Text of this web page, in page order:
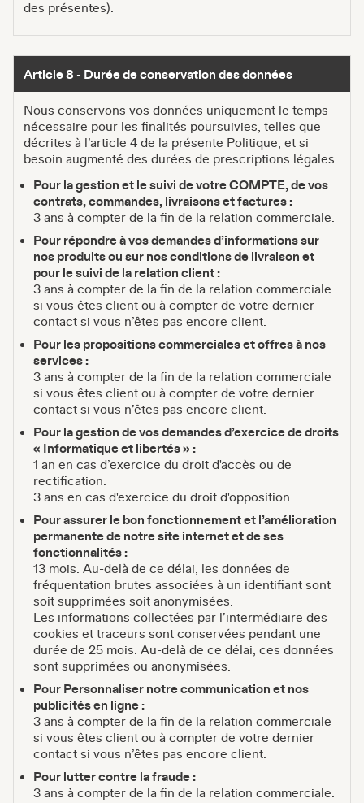
des présentes).
Article 8 - Durée de conservation des données
Nous conservons vos données uniquement le temps
nécessaire pour les finalités poursuivies, telles que
décrites à l’article 4 de la présente Politique, et si
besoin augmenté des durées de prescriptions légales.
Pour la gestion et le suivi de votre COMPTE, de vos
contrats, commandes, livraisons et factures :
3 ans à compter de la fin de la relation commerciale.
Pour répondre à vos demandes d’informations sur
nos produits ou sur nos conditions de livraison et
pour le suivi de la relation client :
3 ans à compter de la fin de la relation commerciale
si vous êtes client ou à compter de votre dernier
contact si vous n’êtes pas encore client.
Pour les propositions commerciales et offres à nos
services :
3 ans à compter de la fin de la relation commerciale
si vous êtes client ou à compter de votre dernier
contact si vous n’êtes pas encore client.
Pour la gestion de vos demandes d’exercice de droits
« Informatique et libertés » :
1 an en cas d’exercice du droit d'accès ou de
rectification.
3 ans en cas d'exercice du droit d'opposition.
Pour assurer le bon fonctionnement et l’amélioration
permanente de notre site internet et de ses
fonctionnalités :
13 mois. Au-delà de ce délai, les données de
fréquentation brutes associées à un identifiant sont
soit supprimées soit anonymisées.
Les informations collectées par l’intermédiaire des
cookies et traceurs sont conservées pendant une
durée de 25 mois. Au-delà de ce délai, ces données
sont supprimées ou anonymisées.
Pour Personnaliser notre communication et nos
publicités en ligne :
3 ans à compter de la fin de la relation commerciale
si vous êtes client ou à compter de votre dernier
contact si vous n’êtes pas encore client.
Pour lutter contre la fraude :
3 ans à compter de la fin de la relation commerciale.